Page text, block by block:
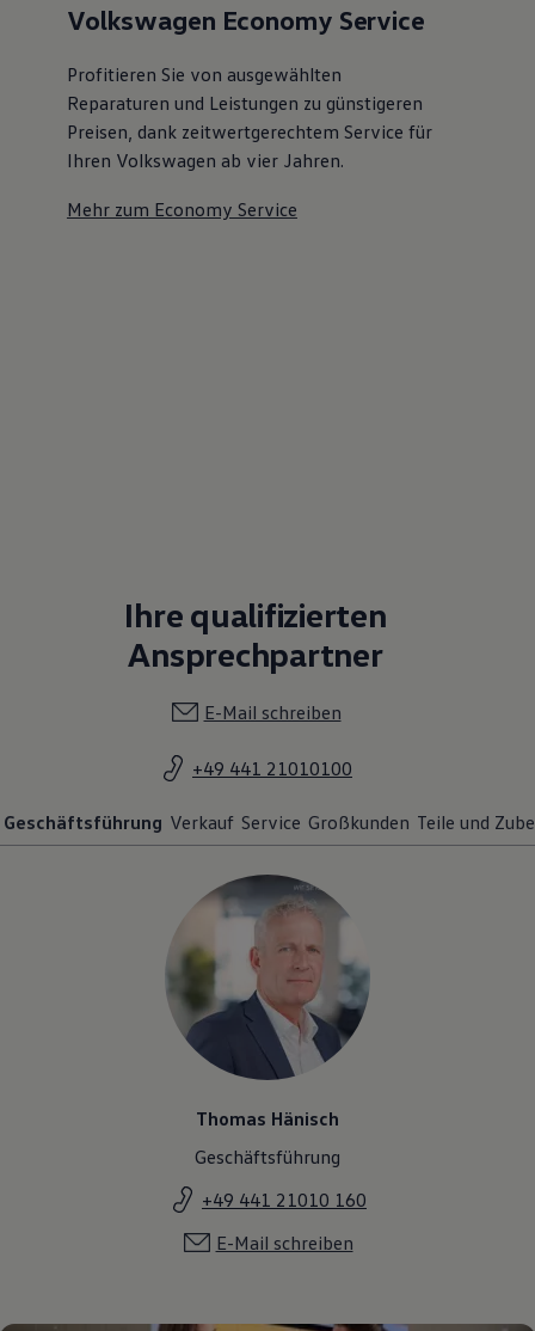
Volkswagen Economy Service
Profitieren Sie von ausgewählten
Reparaturen und Leistungen zu günstigeren
Preisen, dank zeitwertgerechtem Service für
Ihren Volkswagen ab vier Jahren.
Mehr zum Economy Service
Ihre qualifizierten
Ansprechpartner
E-Mail schreiben
+49 441 21010100
Geschäftsführung Verkauf Service Großkunden Teile und
Thomas Hänisch
Geschäftsführung
+49 441 21010 160
E-Mail schreiben